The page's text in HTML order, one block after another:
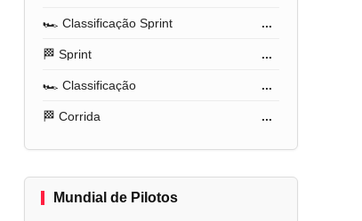
🏎️ Classificação Sprint ...
🏁 Sprint ...
🏎️ Classificação ...
🏁 Corrida ...
Mundial de Pilotos